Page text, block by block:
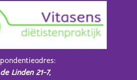
Linden 21-7,